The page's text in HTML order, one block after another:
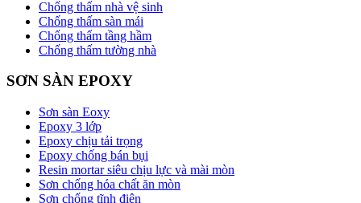
Chống thấm nhà vệ sinh
Chống thấm sàn mái
Chống thấm tầng hầm
Chống thấm tường nhà
SƠN SÀN EPOXY
Sơn sàn Eoxy
Epoxy 3 lớp
Epoxy chịu tải trọng
Epoxy chống bán bụi
Resin mortar siêu chịu lực và mài mòn
Sơn chống hóa chất ăn mòn
Sơn chống tĩnh điện